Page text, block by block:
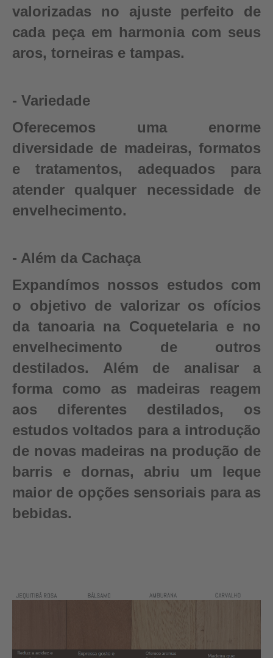
valorizadas no ajuste perfeito de
cada peça em harmonia com seus
aros, torneiras e tampas.
- Variedade
Oferecemos uma enorme
diversidade de madeiras, formatos
e tratamentos, adequados para
atender qualquer necessidade de
envelhecimento.
- Além da Cachaça
Expandímos nossos estudos com
o objetivo de valorizar os ofícios
da tanoaria na Coquetelaria e no
envelhecimento de outros
destilados. Além de analisar a
forma como as madeiras reagem
aos diferentes destilados, os
estudos voltados para a introdução
de novas madeiras na produção de
barris e dornas, abriu um leque
maior de opções sensoriais para as
bebidas.